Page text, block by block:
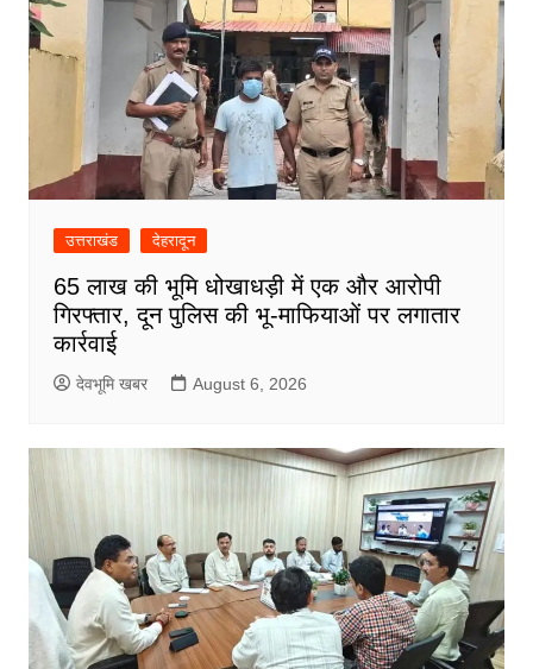
उत्तराखंड देहरादून
65 लाख की भूमि धोखाधड़ी में एक और आरोपी
गिरफ्तार, दून पुलिस की भू-माफियाओं पर लगातार
कार्रवाई
देवभूमि खबर August 6, 2026